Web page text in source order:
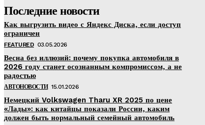
Последние новости
Как выгрузить видео с Яндекс Диска, если доступ
ограничен
FEATURED 03.05.2026
Весна без иллюзий: почему покупка автомобиля в
2026 году станет осознанным компромиссом, а не
радостью
АВТОНОВОСТИ 15.01.2026
Немецкий Volkswagen Tharu XR 2025 по цене
«Лады»: как китайцы показали России, каким
должен быть нормальный семейный автомобиль